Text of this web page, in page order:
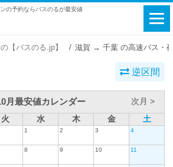
の予約ならバスのるが最安値
【バスのる.jp】 滋賀 → 千葉 の高速バス・
逆区間
月最安値カレンダー
次月 >
火 水 木 金 土
1 2 3 4
8 9 10 11